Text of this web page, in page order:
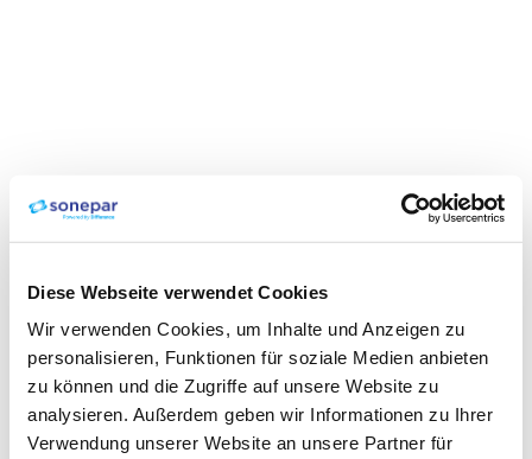
Diese Webseite verwendet Cookies
Wir verwenden Cookies, um Inhalte und Anzeigen zu
personalisieren, Funktionen für soziale Medien anbieten
zu können und die Zugriffe auf unsere Website zu
analysieren. Außerdem geben wir Informationen zu Ihrer
Verwendung unserer Website an unsere Partner für